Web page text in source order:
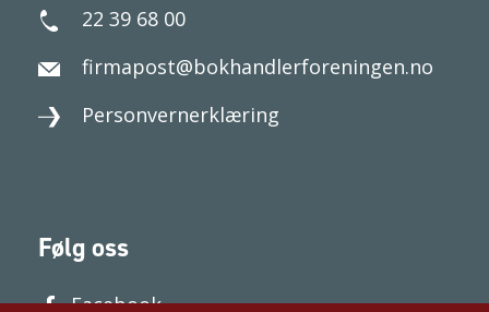
22 39 68 00
firmapost@bokhandlerforeningen.no
Personvernerklæring
Følg oss
Facebook